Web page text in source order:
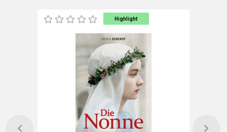
Highlight